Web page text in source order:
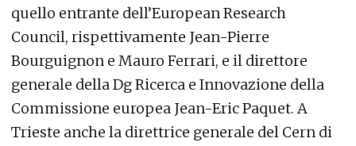
quello entrante dell’European Research
Council, rispettivamente Jean-Pierre
Bourguignon e Mauro Ferrari, e il direttore
generale della Dg Ricerca e Innovazione della
Commissione europea Jean-Eric Paquet. A
Trieste anche la direttrice generale del Cern di